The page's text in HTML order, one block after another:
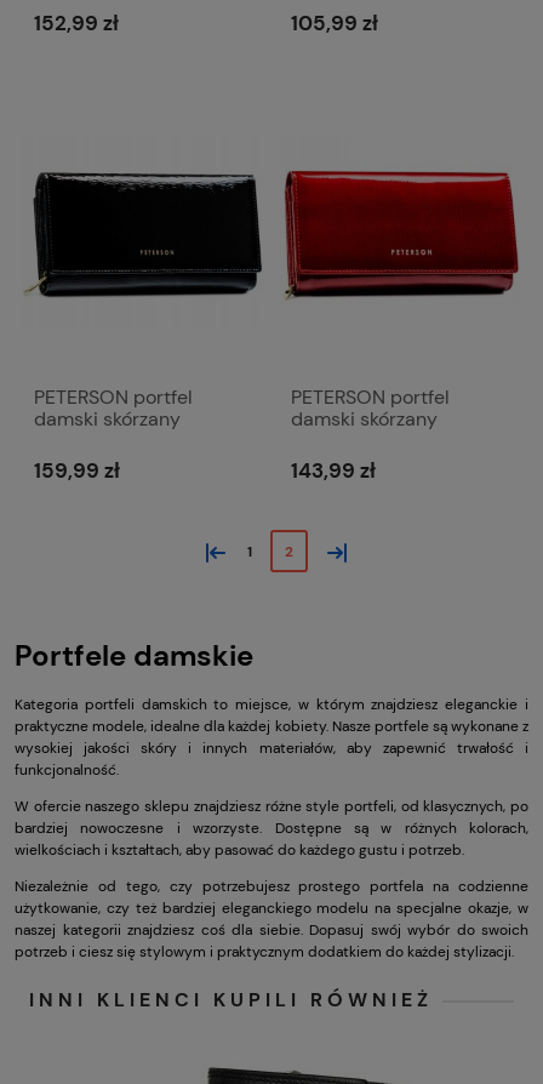
P193 czerwony
152,99 zł
P196 ciemny fioletowy
105,99 zł
PETERSON portfel
damski skórzany
P213 czarny
159,99 zł
PETERSON portfel
damski skórzany
P214 czerwony
143,99 zł
« 1 2 »
Portfele damskie
Kategoria portfeli damskich to miejsce, w którym znajdziesz eleganckie i
praktyczne modele, idealne dla każdej kobiety. Nasze portfele są wykonane z
wysokiej jakości skóry i innych materiałów, aby zapewnić trwałość i
funkcjonalność.
W ofercie naszego sklepu znajdziesz różne style portfeli, od klasycznych, po
bardziej nowoczesne i wzorzyste. Dostępne są w różnych kolorach,
wielkościach i kształtach, aby pasować do każdego gustu i potrzeb.
Niezależnie od tego, czy potrzebujesz prostego portfela na codzienne
użytkowanie, czy też bardziej eleganckiego modelu na specjalne okazje, w
naszej kategorii znajdziesz coś dla siebie. Dopasuj swój wybór do swoich
potrzeb i ciesz się stylowym i praktycznym dodatkiem do każdej stylizacji.
INNI KLIENCI KUPILI RÓWNIEŻ